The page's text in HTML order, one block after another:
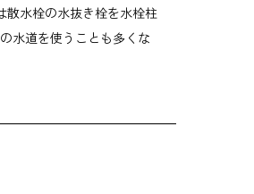
水栓の水抜き栓を水栓柱
水道を使うことも多くな